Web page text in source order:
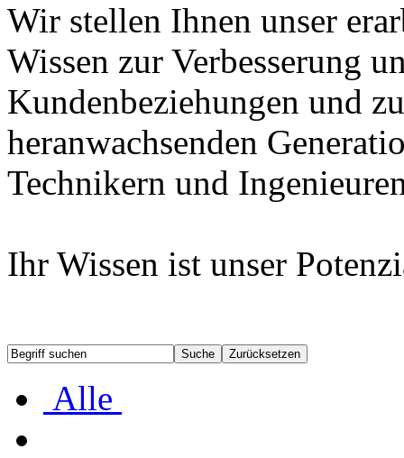
Wir stellen Ihnen unser
Wissen zur Verbesserung
Kundenbeziehungen und
heranwachsenden
Technikern und
Ihr Wissen ist unser
Alle